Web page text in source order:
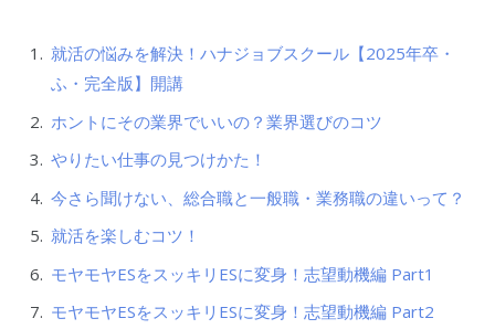
就活の悩みを解決！ハナジョブスクール【2025年卒・
ふ・完全版】開講
ホントにその業界でいいの？業界選びのコツ
やりたい仕事の見つけかた！
今さら聞けない、総合職と一般職・業務職の違いって？
就活を楽しむコツ！
モヤモヤESをスッキリESに変身！志望動機編 Part1
モヤモヤESをスッキリESに変身！志望動機編 Part2